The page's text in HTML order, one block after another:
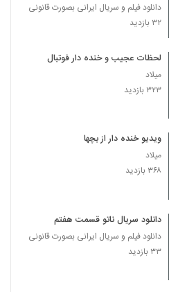
دانلود فیلم و سریال ایرانی بصورت قانونی
۳۲ بازدید
لحظات عجیب و خنده دار فوتبال
میلاد
۳۲۳ بازدید
ویدیو خنده دار از بچها
میلاد
۳۶۸ بازدید
دانلود سریال ناتو قسمت هفتم
دانلود فیلم و سریال ایرانی بصورت قانونی
۳۳ بازدید